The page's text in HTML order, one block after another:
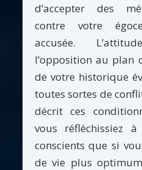
d’accepter des
contre votre
accusée.
l’opposition au plan
de votre historique
toutes sortes de
décrit ces
vous réfléchissiez
conscients que si
de vie plus